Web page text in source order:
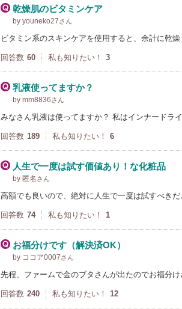
乾燥肌のビタミンケア
by youneko27さん
ビタミン系のスキンケアを使用すると、余計に乾
回答数 60 私も知りたい！ 3
乳液使ってますか？
by mm8836さん
みなさん乳液は使ってますか？ 私はインナードラ
回答数 189 私も知りたい！ 6
人生で一度は試す価値あり！な化粧品
by 匿名 さん
高額でも良いので、絶対に人生で一度は試すべき
回答数 74 私も知りたい！ 1
お福分けです（解決済OK）
by ココア0007さん
先程、ファームで金のブタさんが出たのでお福分
回答数 240 私も知りたい！ 12